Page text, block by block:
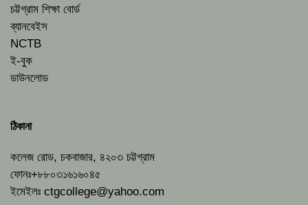
চট্টগ্রাম শিক্ষা বোর্ড
ব্যানবেইস
NCTB
ই-বুক
ডাউনলোড
ঠিকানা
কলেজ রোড, চকবাজার, ৪২০৩ চট্টগ্রাম
ফোনঃ+৮৮০৩১৬১৬০৪৫
ইমেইলঃ ctgcollege@yahoo.com